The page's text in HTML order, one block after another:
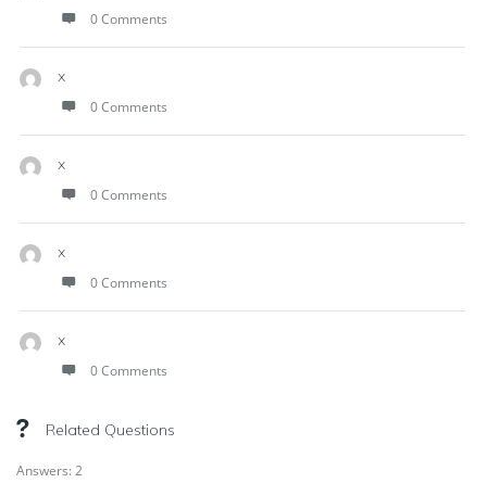
0 Comments
x
0 Comments
x
0 Comments
x
0 Comments
x
0 Comments
Related Questions
Answers: 2